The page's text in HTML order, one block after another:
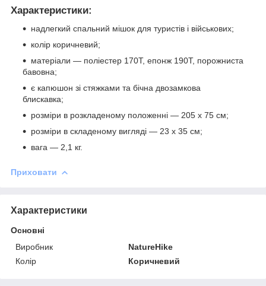
Характеристики:
надлегкий спальний мішок для туристів і військових;
колір коричневий;
матеріали — поліестер 170Т, епонж 190Т, порожниста
бавовна;
є капюшон зі стяжками та бічна двозамкова
блискавка;
розміри в розкладеному положенні — 205 х 75 см;
розміри в складеному вигляді — 23 х 35 см;
вага — 2,1 кг.
Приховати
Характеристики
Основні
Виробник
NatureHike
Колір
Коричневий